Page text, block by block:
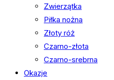
Zwierzątka
Piłka nożna
Złoty róż
Czarno-złota
Czarno-srebrna
Okazje